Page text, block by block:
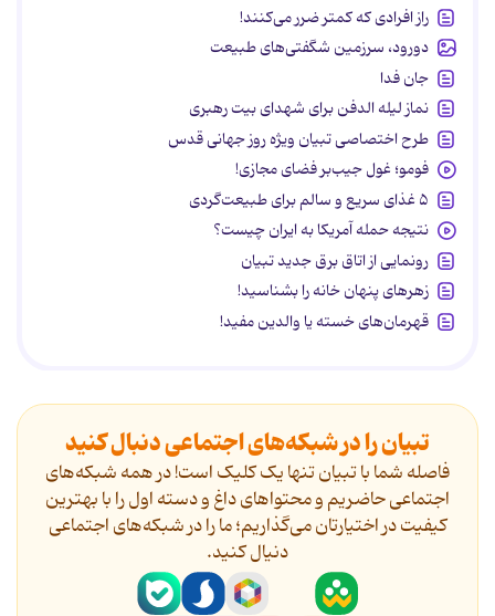
راز افرادی که کمتر ضرر می‌کنند!
دورود، سرزمین شگفتی‌های طبیعت
جان فدا
نماز لیله الدفن برای شهدای بیت رهبری
طرح اختصاصی تبیان ویژه روز جهانی قدس
فومو؛ غول جیب‌بر فضای مجازی!
۵ غذای سریع و سالم برای طبیعت‌گردی
نتیجه حمله آمریکا به ایران چیست؟
رونمایی از اتاق برق جدید تبیان
زهرهای پنهان خانه را بشناسید!
قهرمان‌های خسته یا والدین مفید!
تبیان را در شبکه‌های اجتماعی دنبال کنید
فاصله شما با تبیان تنها یک کلیک است! در همه شبکه‌های
اجتماعی حاضریم و محتواهای داغ و دسته اول را با بهترین
کیفیت در اختیارتان می‌گذاریم؛ ما را در شبکه‌های اجتماعی
دنیال کنید.